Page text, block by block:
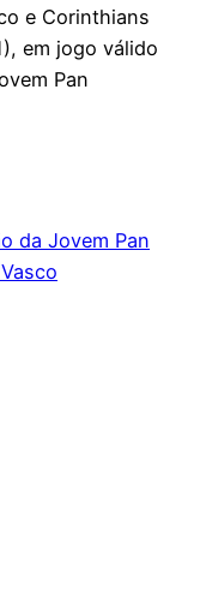
e Corinthians
em jogo válido
Pan